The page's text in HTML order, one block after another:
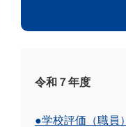
令和７年度
●学校評価（職員）